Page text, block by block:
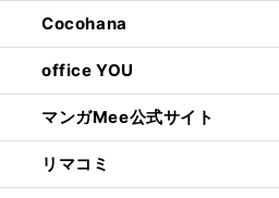
Cocohana
office YOU
マンガMee公式サイト
リマコミ